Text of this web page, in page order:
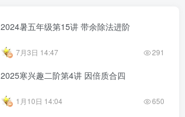
2024暑五年级第15讲 带余除法进阶
7月3日 14:47 291
2025寒兴趣二阶第4讲 因倍质合四
1月10日 14:04 650